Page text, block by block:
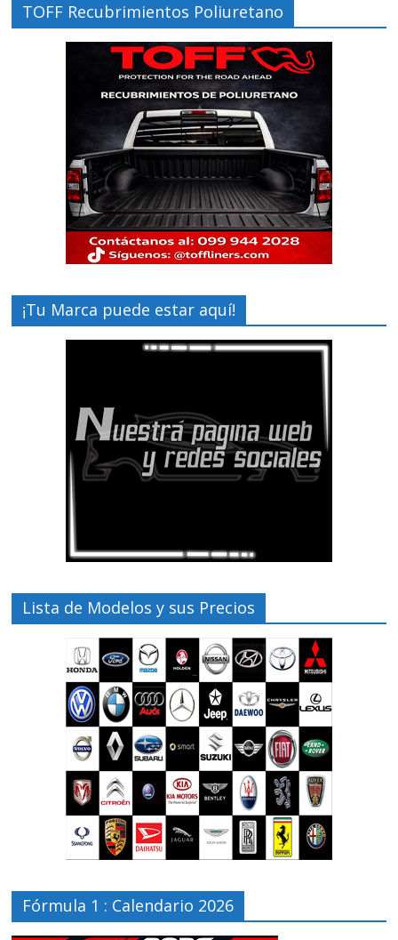
TOFF Recubrimientos Poliuretano
¡Tu Marca puede estar aquí!
Lista de Modelos y sus Precios
Fórmula 1 : Calendario 2026